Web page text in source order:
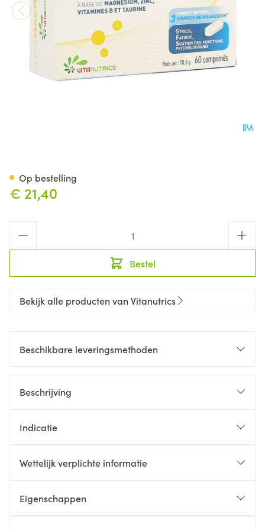
€ 21,40
Bestel
Op bestelling
Bekijk alle producten van Vitanutrics
Beschikbare leveringsmethoden
Beschrijving
Indicatie
Wettelijk verplichte informatie
Eigenschappen